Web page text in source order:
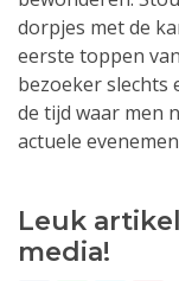
dorpjes met de
eerste toppen
bezoeker slechts
de tijd waar men
actuele
Leuk
media!